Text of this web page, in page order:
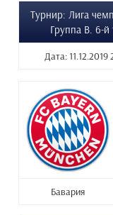
Турнир: Лига
Группа B. 6-й
Дата: 11.12.2019
Бавария